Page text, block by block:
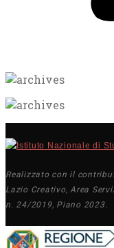
Realizzato con il
Lazio Creativo, Area
n. 24/2019, Piano 2023.